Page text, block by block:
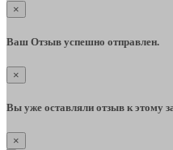
×
Ваш Отзыв успешно отправлен.
×
Вы уже оставляли отзыв к этому
×